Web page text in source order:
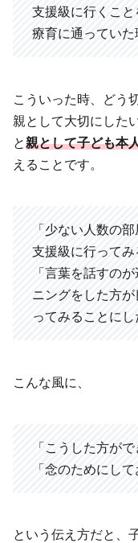
支援級に行くこ
療育に通ってい
こういった時、どう
親として大切にした
と親として子ども本
えることです。
「少ない人数の
支援級に行ってみ
「言葉を話すの
ニングをした方
ってみることにし
こんな風に、
「こうした方がで
「念のためにし
という伝え方だと、